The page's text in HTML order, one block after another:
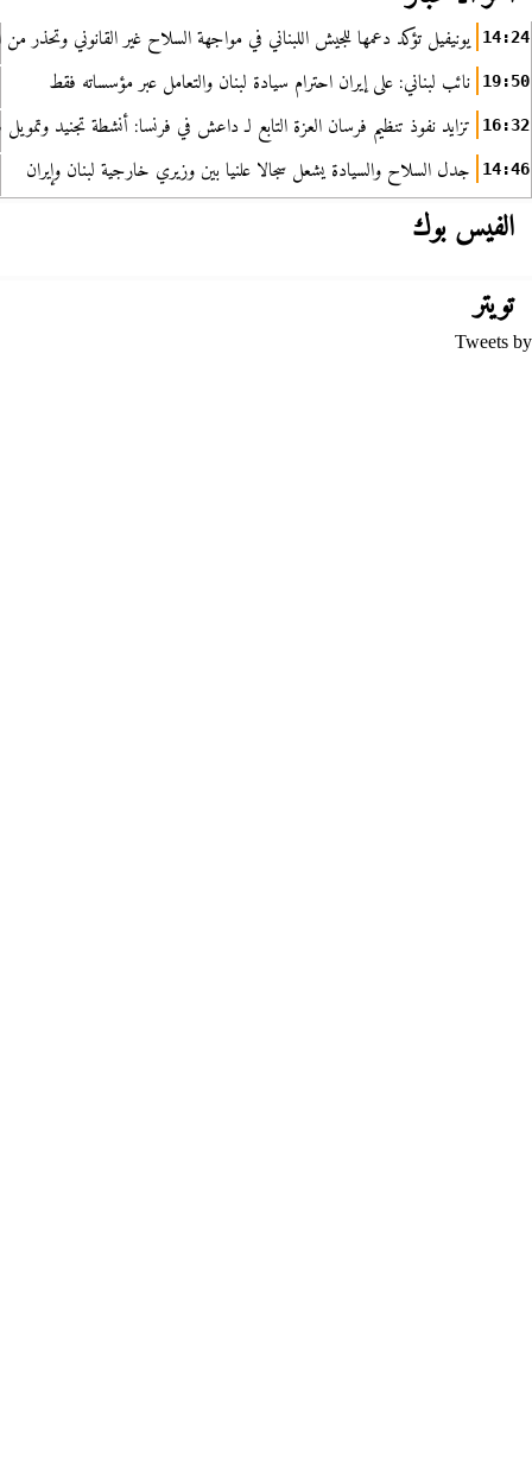
14:24 يونيفيل تؤكد دعمها للجيش اللبناني في مواجهة السلاح غير القانوني وتحذر من
19:50 نائب لبناني: على إيران احترام سيادة لبنان والتعامل عبر مؤسساته فقط
16:32 تزايد نفوذ تنظيم فرسان العزة التابع لـ داعش في فرنسا: أنشطة تجنيد
14:46 جدل السلاح والسيادة يشعل سجالا علنيا بين وزيري خارجية لبنان وإيران
الفيس بوك
تويتر
Tweets by